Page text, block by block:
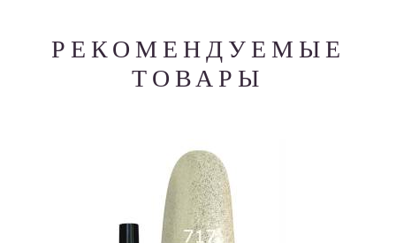
РЕКОМЕНДУЕМЫЕ
ТОВАРЫ